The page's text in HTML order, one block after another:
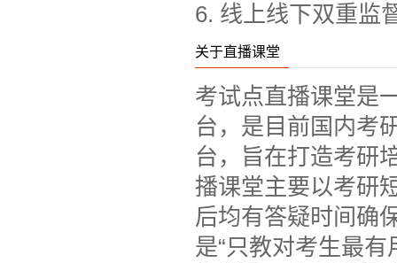
6. 线上线下双重监
关于直播课堂
考试点直播课堂是
台，是目前国内考
台，旨在打造考研
播课堂主要以考研
后均有答疑时间确
是“只教对考生最有